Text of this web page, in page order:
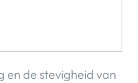
en de stevigheid van